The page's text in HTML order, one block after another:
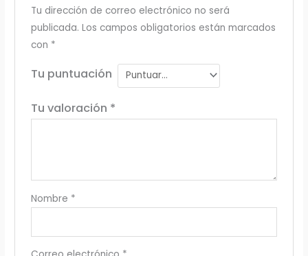
Tu dirección de correo electrónico no será
publicada. Los campos obligatorios están marcados
con *
Tu puntuación
Tu valoración *
Nombre *